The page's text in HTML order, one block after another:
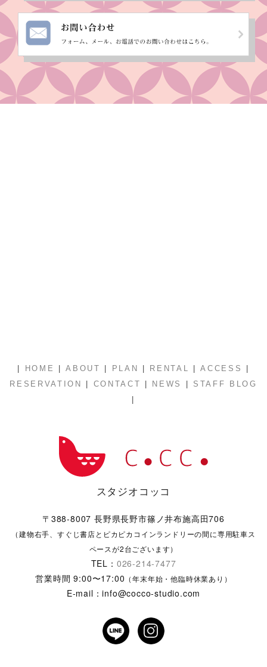
| HOME |ABOUT | PLAN | RENTAL |ACCESS |
RESERVATION | CONTACT | NEWS | STAFF BLOG
|
スタジオコッコ
〒388-8007 長野県長野市篠ノ井布施高田706
（建物右手、すぐじ書店とピカピカコインランドリーの間に専用駐車ス
ペースが2台ございます）
TEL： 026-214-7477
営業時間 9:00〜17:00 （年末年始・他臨時休業あり）
E-mail：info@cocco-studio.com